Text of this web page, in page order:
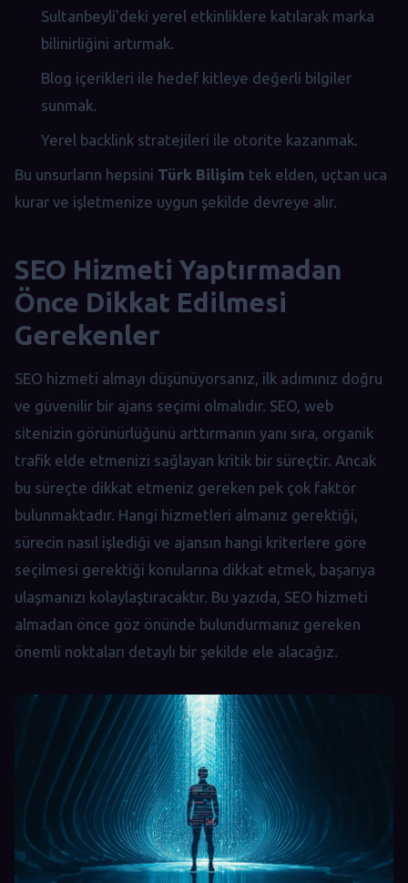
Sultanbeyli'deki yerel etkinliklere katılarak marka
bilinirliğini artırmak.
Blog içerikleri ile hedef kitleye değerli bilgiler
sunmak.
Yerel backlink stratejileri ile otorite kazanmak.
Bu unsurların hepsini Türk Bilişim tek elden, uçtan uca
kurar ve işletmenize uygun şekilde devreye alır.
SEO Hizmeti Yaptırmadan
Önce Dikkat Edilmesi
Gerekenler
SEO hizmeti almayı düşünüyorsanız, ilk adımınız doğru
ve güvenilir bir ajans seçimi olmalıdır. SEO, web
sitenizin görünürlüğünü arttırmanın yanı sıra, organik
trafik elde etmenizi sağlayan kritik bir süreçtir. Ancak
bu süreçte dikkat etmeniz gereken pek çok faktör
bulunmaktadır. Hangi hizmetleri almanız gerektiği,
sürecin nasıl işlediği ve ajansın hangi kriterlere göre
seçilmesi gerektiği konularına dikkat etmek, başarıya
ulaşmanızı kolaylaştıracaktır. Bu yazıda, SEO hizmeti
almadan önce göz önünde bulundurmanız gereken
önemli noktaları detaylı bir şekilde ele alacağız.